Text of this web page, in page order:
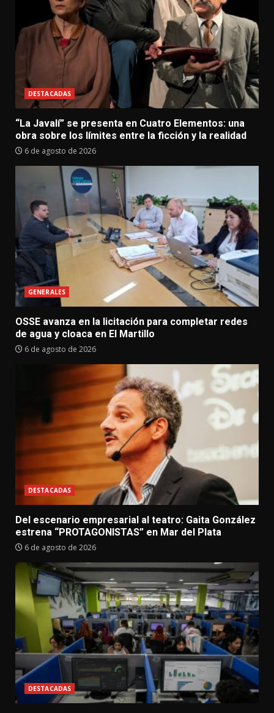
DESTACADAS
“La Javalí” se presenta en Cuatro Elementos: una
obra sobre los límites entre la ficción y la realidad
6 de agosto de 2026
GENERALES
OSSE avanza en la licitación para completar redes
de agua y cloaca en El Martillo
6 de agosto de 2026
DESTACADAS
Del escenario empresarial al teatro: Gaita González
estrena “PROTAGONISTAS” en Mar del Plata
6 de agosto de 2026
DESTACADAS